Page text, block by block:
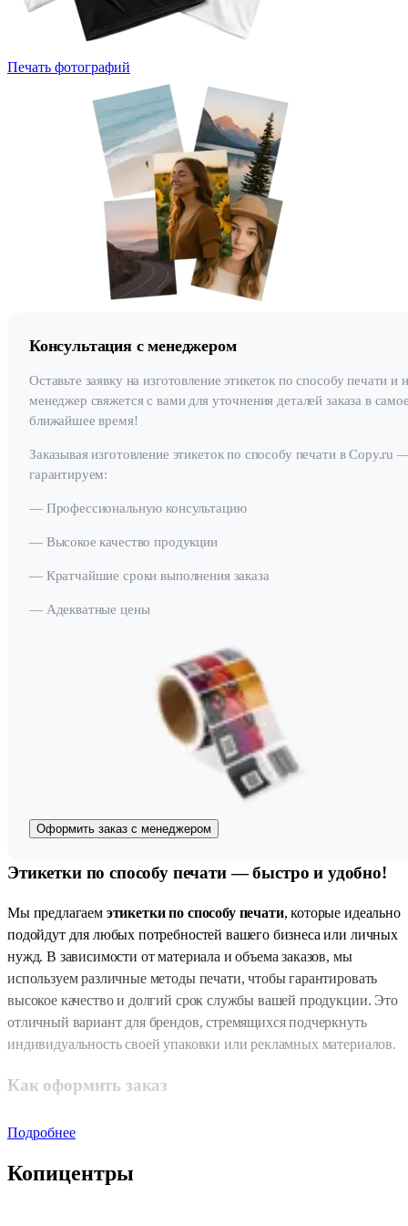
Печать фотографий
Консультация с менеджером
Оставьте заявку на изготовление этикеток по способу печати и
менеджер свяжется с вами для уточнения деталей заказа в
ближайшее время!
Заказывая изготовление этикеток по способу печати в Copy.ru
гарантируем:
— Профессиональную консультацию
— Высокое качество продукции
— Кратчайшие сроки выполнения заказа
— Адекватные цены
Оформить заказ с менеджером
Этикетки по способу печати — быстро и удобно!
Мы предлагаем этикетки по способу печати, которые идеально
подойдут для любых потребностей вашего бизнеса или личных
нужд. В зависимости от материала и объема заказов, мы
используем различные методы печати, чтобы гарантировать
высокое качество и долгий срок службы вашей продукции. Это
отличный вариант для брендов, стремящихся подчеркнуть
индивидуальность своей упаковки или рекламных материалов.
Как оформить заказ
Процесс оформления заказа у нас очень прост и удобен:
специалисты помогут вам выбрать подходящий вариант
Подробнее
Копицентры